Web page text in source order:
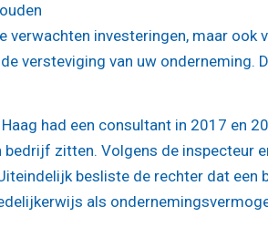
investeringen, maar ook
versteviging van uw onderneming.
had een consultant in 2017 en
zitten. Volgens de inspecteur
besliste de rechter dat een
als